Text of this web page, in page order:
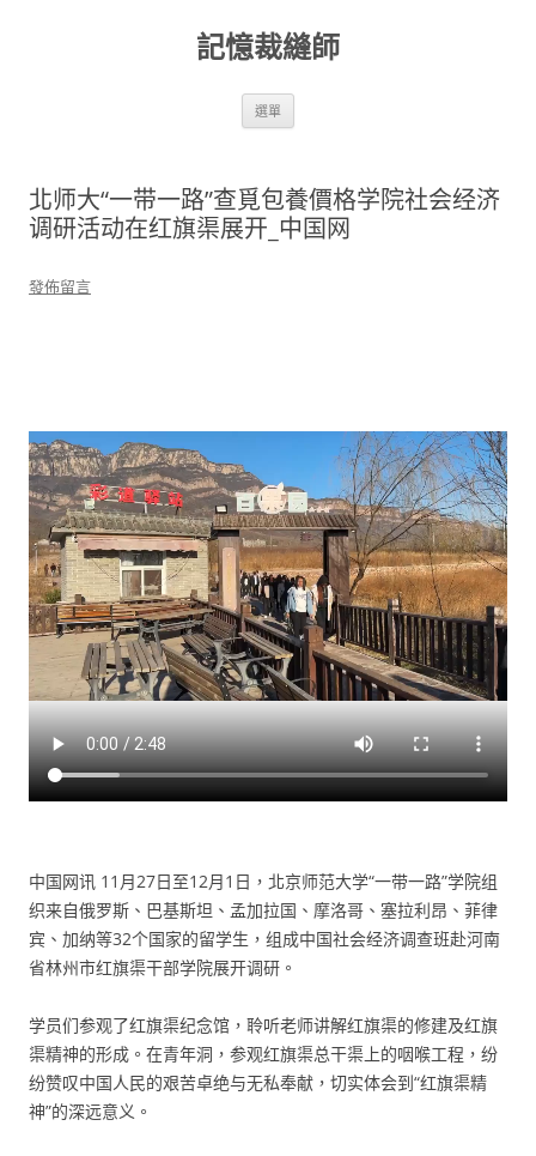
記憶裁縫師
選單
北师大“一带一路”查覓包養價格学院社会经济
调研活动在红旗渠展开_中国网
發佈留言
中国网讯 11月27日至12月1日，北京师范大学“一带一路”学院组
织来自俄罗斯、巴基斯坦、孟加拉国、摩洛哥、塞拉利昂、菲律
宾、加纳等32个国家的留学生，组成中国社会经济调查班赴河南
省林州市红旗渠干部学院展开调研。
学员们参观了红旗渠纪念馆，聆听老师讲解红旗渠的修建及红旗
渠精神的形成。在青年洞，参观红旗渠总干渠上的咽喉工程，纷
纷赞叹中国人民的艰苦卓绝与无私奉献，切实体会到“红旗渠精
神”的深远意义。